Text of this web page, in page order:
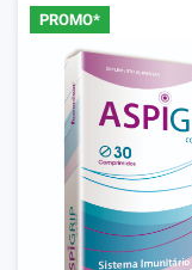
PROMO*